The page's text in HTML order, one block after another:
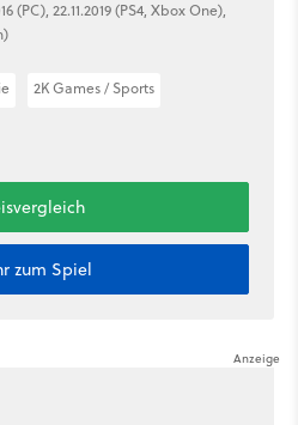
(PC), 22.11.2019 (PS4, Xbox One),
2K Games / Sports
zum Spiel